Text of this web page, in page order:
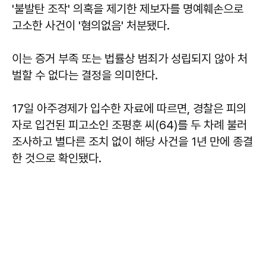
'불발탄 조작' 의혹을 제기한 제보자를 명예훼손으로
고소한 사건이 '혐의없음' 처분됐다.
이는 증거 부족 또는 법률상 범죄가 성립되지 않아 처
벌할 수 없다는 결정을 의미한다.
17일 아주경제가 입수한 자료에 따르면, 경찰은 피의
자로 입건된 피고소인 조평훈 씨(64)를 두 차례 불러
조사하고 별다른 조치 없이 해당 사건을 1년 만에 종결
한 것으로 확인됐다.